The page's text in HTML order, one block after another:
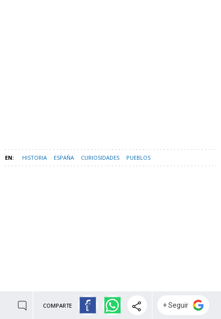
HISTORIA ESPAÑA CURIOSIDADES PUEBLOS
COMPARTE